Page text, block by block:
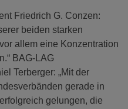
Friedrich G. Conzen:
beiden starken
allem eine Konzentration
BAG-LAG
Terberger: „Mit der
gerade in
gelungen, die